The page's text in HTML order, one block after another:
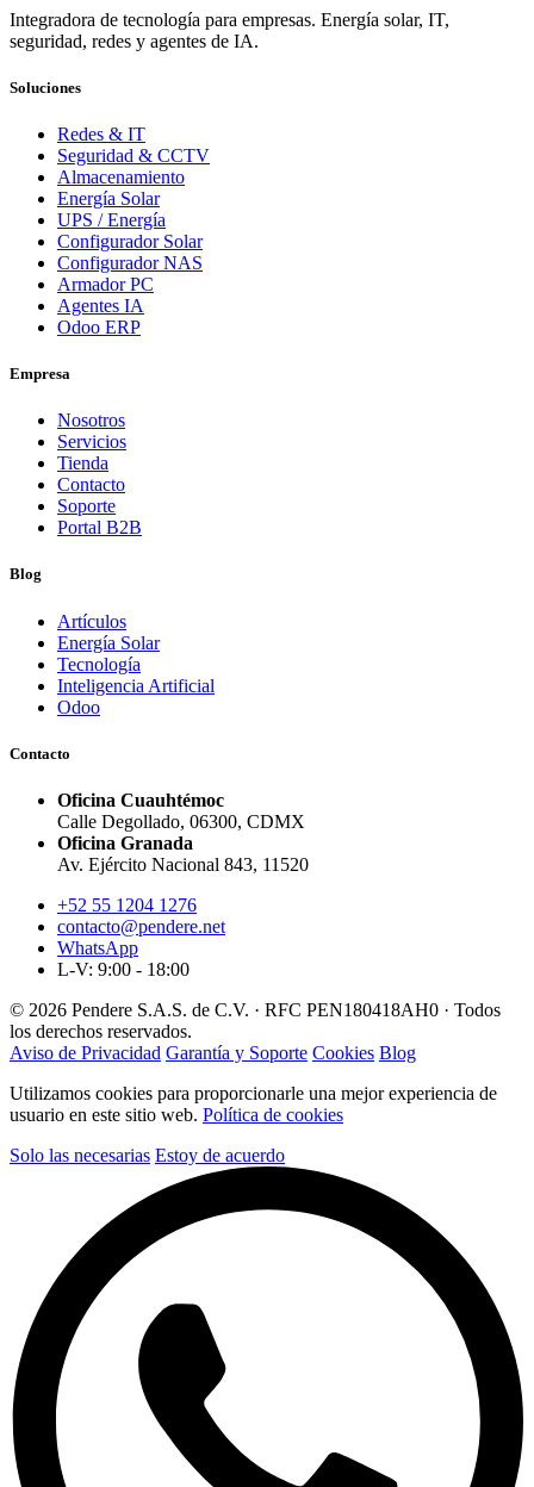
Integradora de tecnología para empresas. Energía solar, IT,
seguridad, redes y agentes de IA.
Soluciones
Redes & IT
Seguridad & CCTV
Almacenamiento
Energía Solar
UPS / Energía
Configurador Solar
Configurador NAS
Armador PC
Agentes IA
Odoo ERP
Empresa
Nosotros
Servicios
Tienda
Contacto
Soporte
Portal B2B
Blog
Artículos
Energía Solar
Tecnología
Inteligencia Artificial
Odoo
Contacto
Oficina Cuauhtémoc
Calle Degollado, 06300, CDMX
Oficina Granada
Av. Ejército Nacional 843, 11520
+52 55 1204 1276
contacto@pendere.net
WhatsApp
L-V: 9:00 - 18:00
© 2026 Pendere S.A.S. de C.V. · RFC PEN180418AH0 · Todos
los derechos reservados.
Aviso de Privacidad Garantía y Soporte Cookies Blog
Utilizamos cookies para proporcionarle una mejor experiencia de
usuario en este sitio web. Política de cookies
Solo las necesarias Estoy de acuerdo